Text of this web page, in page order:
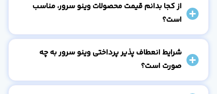
از کجا بدانم قیمت محصولات وینو سرور، مناسب
است؟
شرایط انعطاف پذیر پرداختی وینو سرور به چه
صورت است؟